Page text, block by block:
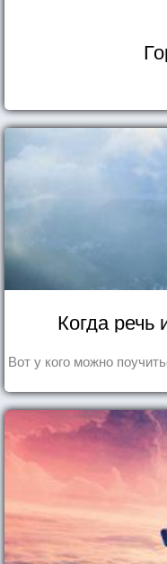
Когда речь
Вот у кого можно